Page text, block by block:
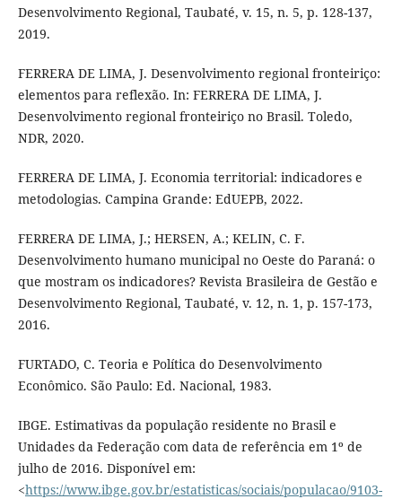
Desenvolvimento Regional, Taubaté, v. 15, n. 5, p. 128-137,
2019.
FERRERA DE LIMA, J. Desenvolvimento regional fronteiriço:
elementos para reflexão. In: FERRERA DE LIMA, J.
Desenvolvimento regional fronteiriço no Brasil. Toledo,
NDR, 2020.
FERRERA DE LIMA, J. Economia territorial: indicadores e
metodologias. Campina Grande: EdUEPB, 2022.
FERRERA DE LIMA, J.; HERSEN, A.; KELIN, C. F.
Desenvolvimento humano municipal no Oeste do Paraná: o
que mostram os indicadores? Revista Brasileira de Gestão e
Desenvolvimento Regional, Taubaté, v. 12, n. 1, p. 157-173,
2016.
FURTADO, C. Teoria e Política do Desenvolvimento
Econômico. São Paulo: Ed. Nacional, 1983.
IBGE. Estimativas da população residente no Brasil e
Unidades da Federação com data de referência em 1º de
julho de 2016. Disponível em:
<https://www.ibge.gov.br/estatisticas/sociais/populacao/9103-